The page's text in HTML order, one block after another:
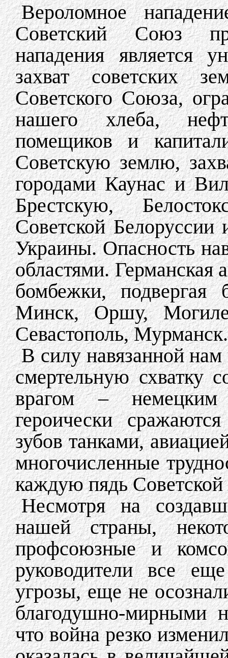
Вероломное
Советский Союз
нападения является
захват советских
Советского Союза,
нашего хлеба,
помещиков и
Советскую землю,
городами Каунас и
Брестскую,
Советской Белоруссии
Украины. Опасность
областями. Германская
бомбежки, подвергая
Минск, Оршу,
Севастополь, Мурманск.
В силу навязанной
смертельную схватку
врагом –
героически
зубов танками,
многочисленные
каждую пядь Советской
Несмотря на
нашей страны,
профсоюзные и
руководители все
угрозы, еще не
благодушно-мирными
что война резко